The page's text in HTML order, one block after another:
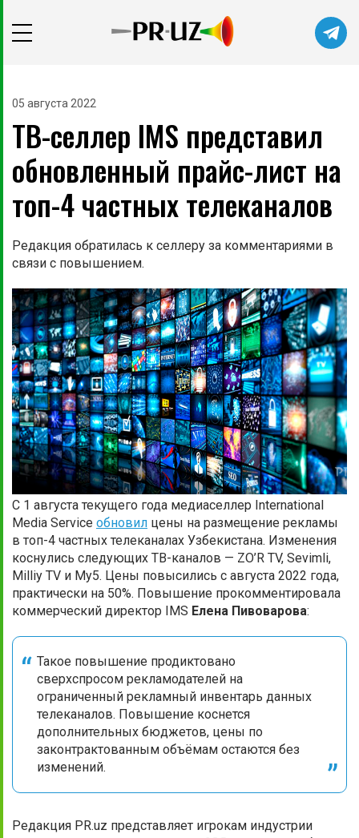
05 августа 2022
ТВ-селлер IMS представил
обновленный прайс-лист на
топ-4 частных телеканалов
Редакция обратилась к селлеру за комментариями в
связи с повышением.
С 1 августа текущего года медиаселлер International
Media Service обновил цены на размещение рекламы
в топ-4 частных телеканалах Узбекистана. Изменения
коснулись следующих ТВ-каналов — ZO’R TV, Sevimli,
Milliy TV и My5. Цены повысились с августа 2022 года,
практически на 50%. Повышение прокомментировала
коммерческий директор IMS Елена Пивоварова:
Такое повышение продиктовано
сверхспросом рекламодателей на
ограниченный рекламный инвентарь данных
телеканалов. Повышение коснется
дополнительных бюджетов, цены по
законтрактованным объёмам остаются без
изменений.
Редакция PR.uz представляет игрокам индустрии